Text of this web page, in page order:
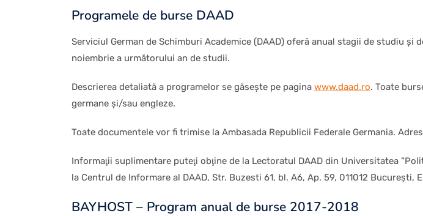
Programele de burse DAAD
Serviciul German de Schimburi Academice (DAAD) oferă anual stagii de studiu şi
noiembrie a următorului an de studii.
Descrierea detaliată a programelor se găseşte pe pagina www.daad.ro. Toate
germane şi/sau engleze.
Toate documentele vor fi trimise la Ambasada Republicii Federale Germania.
Informaţii suplimentare puteţi obţine de la Lectoratul DAAD din Universitatea
la Centrul de Informare al DAAD, Str. Buzesti 61, bl. A6, Ap. 59, 011012 Bucureşti,
BAYHOST – Program anual de burse 2017-2018